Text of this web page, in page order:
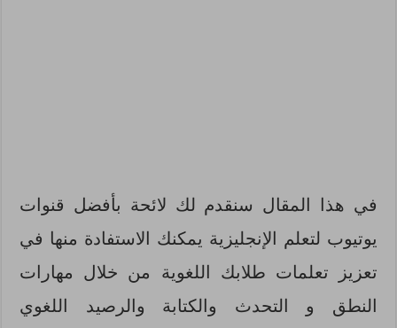
في هذا المقال سنقدم لك لائحة بأفضل قنوات
يوتيوب لتعلم الإنجليزية يمكنك الاستفادة منها في
تعزيز تعلمات طلابك اللغوية من خلال مهارات
النطق و التحدث والكتابة والرصيد اللغوي